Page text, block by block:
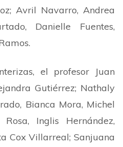
Avril Navarro, Andrea
Danielle Fuentes,
el profesor Juan
Gutiérrez; Nathaly
Bianca Mora, Michel
Inglis Hernández,
Cox Villarreal; Sanjuana